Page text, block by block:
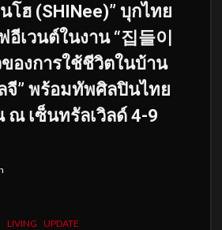
โฮ (SHINee)” บุกไทย
เวนต์ในงาน “집들이
ของการใช้ชีวิตในบ้าน
จี” พร้อมทัพศิลปินไทย
ณ เซ็นทรัลเวิลด์ 4-9
LIVING UPDATE